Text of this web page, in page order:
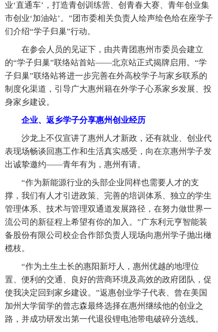
业‘直通车’，打造青创训练营、创青春大赛、青年创业集
市创业‘加油站’。”团市委相关负责人绘声绘色给在座学子
们介绍“学子归巢”行动。
在参会人员的见证下，由共青团惠州市委员会建立
的“学子归巢”联络站首站——北京站正式揭牌启用。“学
子归巢”联络站将进一步完善在外高校学子与家乡联系的
制度化渠道，引导广大惠州籍在外学子心系家乡发展、投
身家乡建设。
企业、返乡学子分享惠州创业经历
沙龙上不仅宣讲了惠州人才新政，还有就业、创业代
表现场畅谈回惠工作和生活真实感受，向在京惠州学子发
出诚挚邀约——青年有为，惠州有请。
“作为新能源行业的头部企业同样也需要人才的支
撑，我们有人才引进政策、完善的培训体系、独立的学生
管理体系、技术与管理双通道发展路径，在努力做世界一
流公司的新征程上希望有你的加入。”广东利元亨智能装
备股份有限公司校企合作部负责人现场向惠州学子抛出橄
榄枝。
“作为土生土长的惠阳新圩人，惠州优越的地理位
置、便利的交通、良好的营商环境及高效的政府团队，促
使我决定回到家乡建设。”返惠创业学子代表、曾在美国
加州大学留学的曾志森最终选择在惠州继续他的创业之
路，并成功研发出第一代退役锂电池带电破碎分选线。